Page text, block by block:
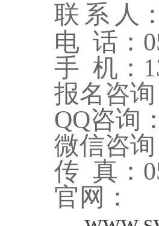
联 系 人
电 话：
手 机：
报名咨
QQ咨询
微信咨
传 真：
官网：